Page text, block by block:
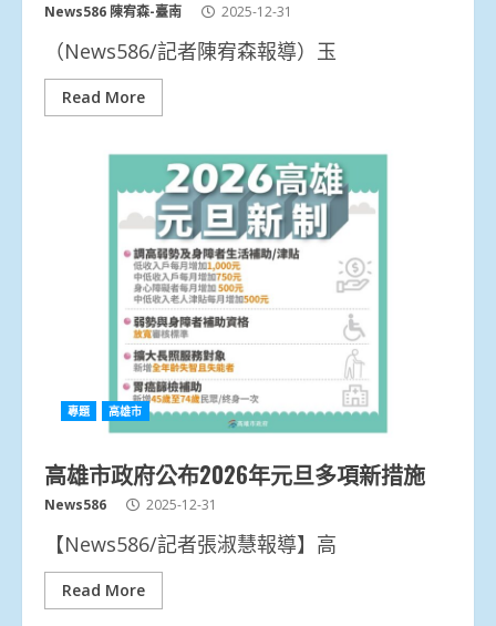
News586 陳宥森-臺南 2025-12-31
（News586/記者陳宥森報導）玉
Read More
專題 高雄市
高雄市政府公布2026年元旦多項新措施
News586 2025-12-31
【News586/記者張淑慧報導】高
Read More